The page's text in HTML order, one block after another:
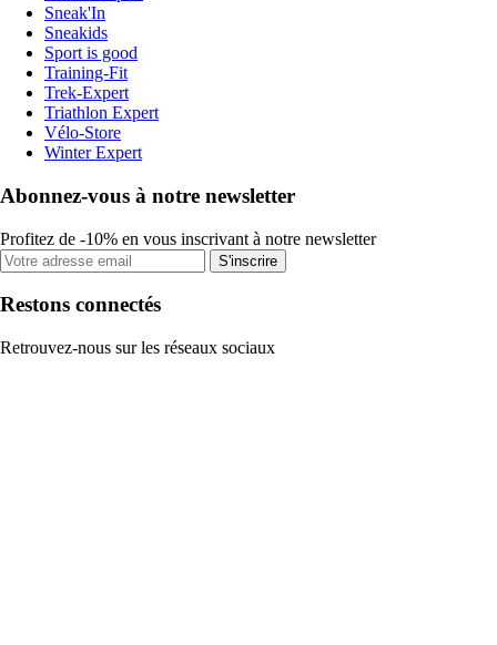
Sneak'In
Sneakids
Sport is good
Training-Fit
Trek-Expert
Triathlon Expert
Vélo-Store
Winter Expert
Abonnez-vous à notre newsletter
Profitez de -10% en vous inscrivant à notre newsletter
S'inscrire
Restons connectés
Retrouvez-nous sur les réseaux sociaux